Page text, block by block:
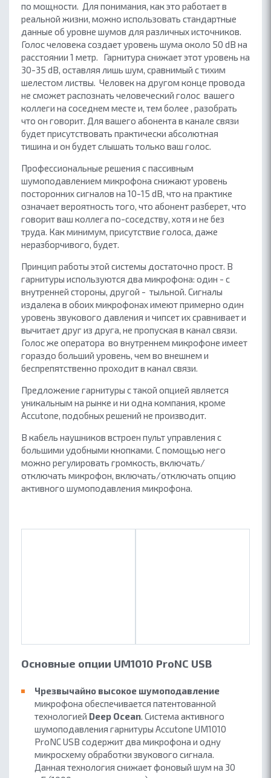
по мощности. Для понимания, как это работает в
реальной жизни, можно использовать стандартные
данные об уровне шумов для различных источников.
Голос человека создает уровень шума около 50 dB на
расстоянии 1 метр. Гарнитура снижает этот уровень на
30-35 dB, оставляя лишь шум, сравнимый с тихим
шелестом листвы. Человек на другом конце провода
не сможет распознать человеческий голос вашего
коллеги на соседнем месте и, тем более , разобрать
что он говорит. Для вашего абонента в канале связи
будет присутствовать практически абсолютная
тишина и он будет слышать только ваш голос.
Профессиональные решения с пассивным
шумоподавлением микрофона снижают уровень
посторонних сигналов на 10-15 dB, что на практике
означает вероятность того, что абонент разберет, что
говорит ваш коллега по-соседству, хотя и не без
труда. Как минимум, присутствие голоса, даже
неразборчивого, будет.
Принцип работы этой системы достаточно прост. В
гарнитуры используются два микрофона: один - с
внутренней стороны, другой - тыльной. Сигналы
издалека в обоих микрофонах имеют примерно один
уровень звукового давления и чипсет их сравнивает и
вычитает друг из друга, не пропуская в канал связи.
Голос же оператора во внутреннем микрофоне имеет
гораздо больший уровень, чем во внешнем и
беспрепятственно проходит в канал связи.
Предложение гарнитуры с такой опцией является
уникальным на рынке и ни одна компания, кроме
Accutone, подобных решений не производит.
В кабель наушников встроен пульт управления с
большими удобными кнопками. С помощью него
можно регулировать громкость, включать/
отключать микрофон, включать/отключать опцию
активного шумоподавления микрофона.
Основные опции UM1010 ProNC USB
Чрезвычайно высокое шумоподавление
микрофона обеспечивается патентованной
технологией Deep Ocean. Система активного
шумоподавления гарнитуры Accutone UM1010
ProNC USB содержит два микрофона и одну
микросхему обработки звукового сигнала.
Данная технология снижает фоновый шум на 30